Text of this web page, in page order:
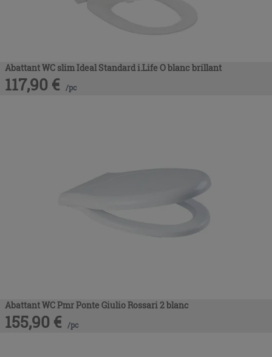
Abattant WC slim Ideal Standard i.Life O blanc brillant
117,90 € /pc
Abattant WC Pmr Ponte Giulio Rossari 2 blanc
155,90 € /pc